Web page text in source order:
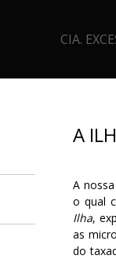
CIA.
A
A
o qual
Ilha,
as
do